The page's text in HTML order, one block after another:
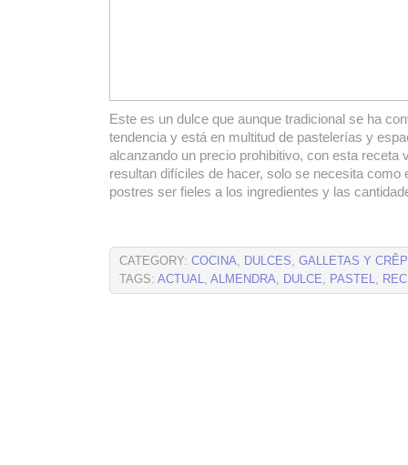
Este es un dulce que aunque tradicional se ha
tendencia y está en multitud de pastelerías y
alcanzando un precio prohibitivo, con esta receta
resultan difíciles de hacer, solo se necesita como
postres ser fieles a los ingredientes y las
CATEGORY: COCINA, DULCES, GALLETAS Y
TAGS: ACTUAL, ALMENDRA, DULCE, PASTEL,